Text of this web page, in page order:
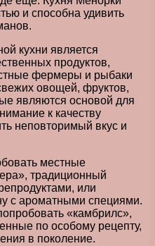
и способна удивить
кухни является
продуктов,
фермеры и рыбаки
овощей, фруктов,
являются основой для
к качеству
неповторимый вкус и
местные
традиционный
или
с ароматными специями.
«камбрилс»,
по особому рецепту,
в поколение.